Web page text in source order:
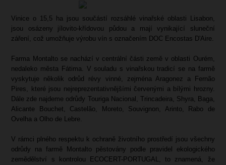
Vinice o 15,5 ha jsou součástí rozsáhlé vinařské oblasti Lisabon,
jsou osázeny jílovito-křídovou půdou a mají vynikající sluneční
záření, což umožňuje výrobu vín s označením DOC Encostas D'Aire.
Farma Montalto se nachází v centrální části země v oblasti Ourém,
nedaleko města Fátima. V souladu s vinařskou tradicí se na farmě
vyskytuje několik odrůd révy vinné, zejména Aragonez a Fernão
Pires, které jsou nejreprezentativnějšími červenými a bílými hrozny.
Dále zde najdeme odrůdy Touriga Nacional, Trincadeira, Shyra, Baga,
Alicante Bouchet, Castelão, Moreto, Souvignon, Arinto, Rabo de
Ovelha a Olho de Lebre.
V rámci plného respektu k ochraně životního prostředí jsou všechny
odrůdy na farmě Montalto pěstovány podle pravidel ekologického
zemědělství s kontrolou ECOCERT-PORTUGAL, to znamená, že